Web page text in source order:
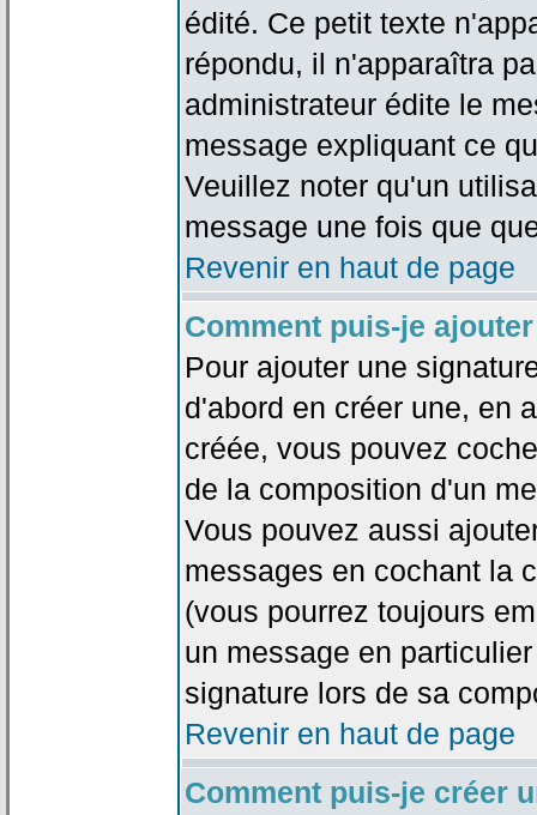
édité. Ce petit texte
répondu, il n'apparaîtra
administrateur édite le
message expliquant ce
Veuillez noter qu'un
message une fois que
Revenir en haut de page
Comment puis-je
Pour ajouter une
d'abord en créer une, en
créée, vous pouvez
de la composition d'un
Vous pouvez aussi
messages en cochant la
(vous pourrez toujours
un message en
signature lors de sa
Revenir en haut de page
Comment puis-je créer